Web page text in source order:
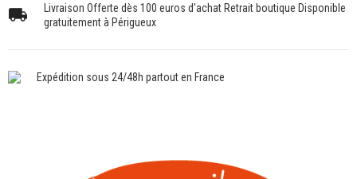
Livraison Offerte dès 100 euros d'achat Retrait boutique Disponible
gratuitement à Périgueux
Expédition sous 24/48h partout en France